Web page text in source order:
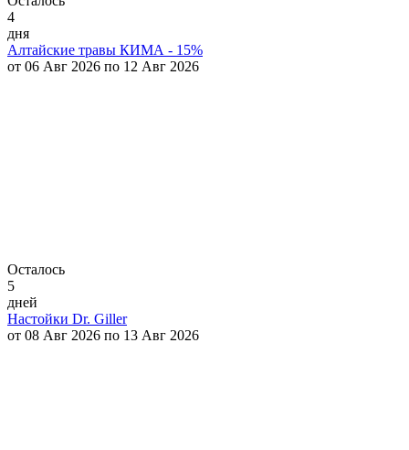
4
дня
Алтайские травы КИМА - 15%
от 06 Авг 2026 по 12 Авг 2026
Осталось
5
дней
Настойки Dr. Giller
от 08 Авг 2026 по 13 Авг 2026